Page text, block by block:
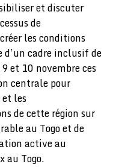
et discuter
de
les conditions
d’un cadre inclusif de
et 10 novembre ces
centrale pour
les
de cette région sur
au Togo et de
active au
au Togo.